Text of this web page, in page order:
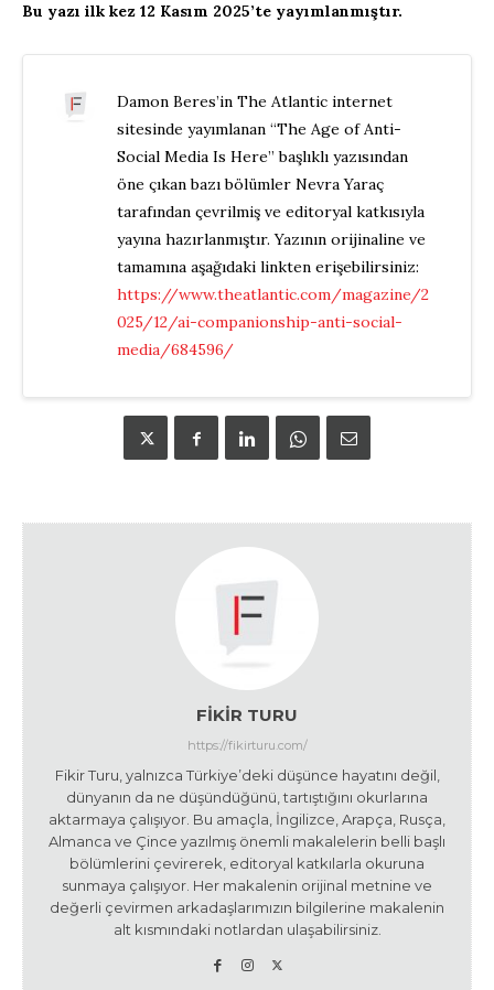
Bu yazı ilk kez 12 Kasım 2025’te yayımlanmıştır.
Damon Beres’in The Atlantic internet
sitesinde yayımlanan “The Age of Anti-
Social Media Is Here” başlıklı yazısından
öne çıkan bazı bölümler Nevra Yaraç
tarafından çevrilmiş ve editoryal katkısıyla
yayına hazırlanmıştır. Yazının orijinaline ve
tamamına aşağıdaki linkten erişebilirsiniz:
https://www.theatlantic.com/magazine/2
025/12/ai-companionship-anti-social-
media/684596/
FIKIR TURU
https://fikirturu.com/
Fikir Turu, yalnızca Türkiye’deki düşünce hayatını değil,
dünyanın da ne düşündüğünü, tartıştığını okurlarına
aktarmaya çalışıyor. Bu amaçla, İngilizce, Arapça, Rusça,
Almanca ve Çince yazılmış önemli makalelerin belli başlı
bölümlerini çevirerek, editoryal katkılarla okuruna
sunmaya çalışıyor. Her makalenin orijinal metnine ve
değerli çevirmen arkadaşlarımızın bilgilerine makalenin
alt kısmındaki notlardan ulaşabilirsiniz.